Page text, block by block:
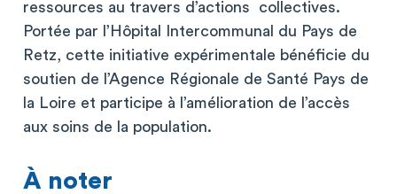
ressources au travers d’actions collectives.
Portée par l’Hôpital Intercommunal du Pays de
Retz, cette initiative expérimentale bénéficie du
soutien de l’Agence Régionale de Santé Pays de
la Loire et participe à l’amélioration de l’accès
aux soins de la population.
À noter